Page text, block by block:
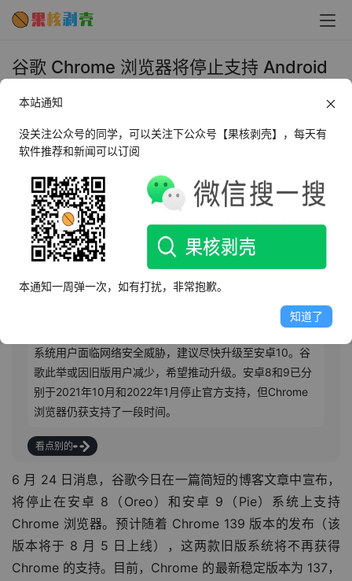
谷歌 Chrome 浏览器将停止支持 Android
果核剥壳
2025年6月24日 上午10:01
AI摘要
此内容由AI根据文章内容自动生成，并已由人工审核
谷歌宣布将停止在安卓8和9系统上支持Chrome浏览器，
随着Chrome 139版本发布（8月5日上线），这两款系统
将不再获支持。Chrome 138将是支持这些旧系统的最后一
个版本，要求安卓版本至少为10.0才能继续获更新。旧版
系统用户面临网络安全威胁，建议尽快升级至安卓10。谷
歌此举或因旧版用户减少，希望推动升级。安卓8和9已分
别于2021年10月和2022年1月停止官方支持，但Chrome
浏览器仍获支持了一段时间。
看点别的
6 月 24 日消息，谷歌今日在一篇简短的博客文章中宣布，
将停止在安卓 8（Oreo）和安卓 9（Pie）系统上支持
Chrome 浏览器。预计随着 Chrome 139 版本的发布（该
版本将于 8 月 5 日上线），这两款旧版系统将不再获得
Chrome 的支持。目前，Chrome 的最新稳定版本为 137，
本站通知
没关注公众号的同学，可以关注下公众号【果核剥壳】，每天有
软件推荐和新闻可以订阅
本通知一周弹一次，如有打扰，非常抱歉。
知道了